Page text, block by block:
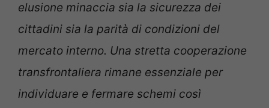
elusione minaccia sia la sicurezza dei
cittadini sia la parità di condizioni del
mercato interno. Una stretta cooperazione
transfrontaliera rimane essenziale per
individuare e fermare schemi così